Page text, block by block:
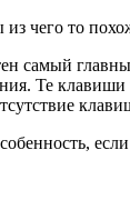
чего то
самый
Те